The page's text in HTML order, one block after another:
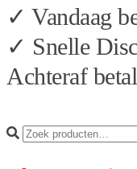
✓ Vandaag
✓ Snelle
Achteraf